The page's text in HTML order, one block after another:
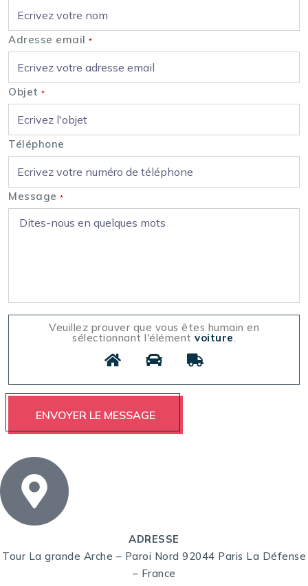
Adresse email *
Objet *
Téléphone
Message *
Veuillez prouver que vous êtes humain en
sélectionnant l'élément voiture.
ADRESSE
Tour La grande Arche – Paroi Nord 92044 Paris La Défense
– France